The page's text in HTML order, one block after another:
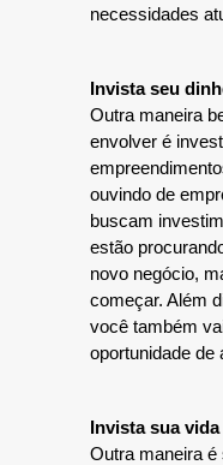
necessidades
Invista seu
Outra maneira
envolver é
ouvindo de
buscam
estão
novo negócio,
começar. Além
você também
oportunidade de
Invista sua vida
Outra maneira